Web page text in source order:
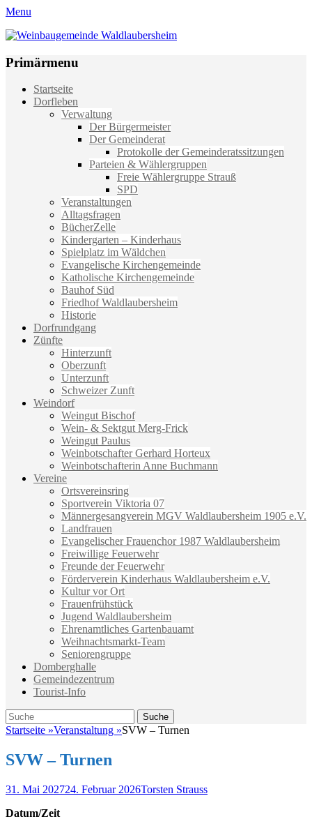
Menu
Weinbaugemeinde Waldlaubersheim
Primärmenu
Weiter
zum
Startseite
Dorfleben
Verwaltung
Der Bürgermeister
Der Gemeinderat
Protokolle der Gemeinderatssitzungen
Parteien & Wählergruppen
Freie Wählergruppe Strauß
SPD
Veranstaltungen
Alltagsfragen
BücherZelle
Kindergarten – Kinderhaus
Spielplatz im Wäldchen
Evangelische Kirchengemeinde
Katholische Kirchengemeinde
Bauhof Süd
Friedhof Waldlaubersheim
Historie
Dorfrundgang
Zünfte
Hinterzunft
Oberzunft
Unterzunft
Schweizer Zunft
Weindorf
Weingut Bischof
Wein- & Sektgut Merg-Frick
Weingut Paulus
Weinbotschafter Gerhard Horteux
Weinbotschafterin Anne Buchmann
Vereine
Ortsvereinsring
Sportverein Viktoria 07
Männergesangverein MGV Waldlaubersheim 1905 e.V.
Landfrauen
Evangelischer Frauenchor 1987 Waldlaubersheim
Freiwillige Feuerwehr
Freunde der Feuerwehr
Förderverein Kinderhaus Waldlaubersheim e.V.
Kultur vor Ort
Frauenfrühstück
Jugend Waldlaubersheim
Ehrenamtliches Gartenbauamt
Weihnachtsmarkt-Team
Seniorengruppe
Domberghalle
Gemeindezentrum
Tourist-Info
Suche
Suche
nach:
Startseite »Veranstaltung »SVW – Turnen
SVW – Turnen
Veröffentlicht
31. Mai 202724. Februar 2026Autor
Torsten Strauss
Datum/Zeit